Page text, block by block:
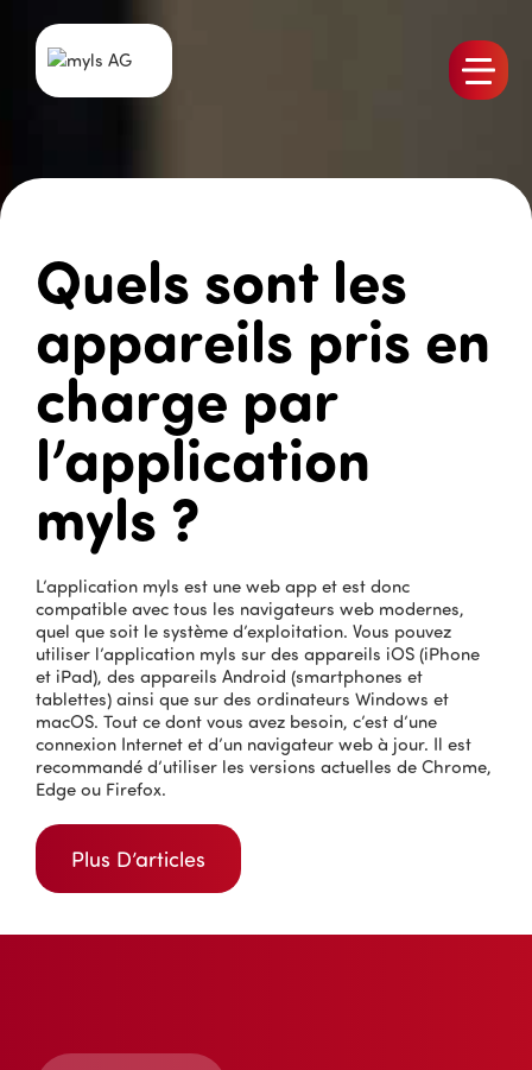
Produits
myls Actualités
Références
Contact
Quels sont les
appareils pris en
charge par
l’application
myls ?
L’application myls est une web app et est donc
compatible avec tous les navigateurs web modernes,
quel que soit le système d’exploitation. Vous pouvez
utiliser l’application myls sur des appareils iOS (iPhone
et iPad), des appareils Android (smartphones et
tablettes) ainsi que sur des ordinateurs Windows et
macOS. Tout ce dont vous avez besoin, c’est d’une
connexion Internet et d’un navigateur web à jour. Il est
recommandé d’utiliser les versions actuelles de Chrome,
Edge ou Firefox.
Plus D’articles